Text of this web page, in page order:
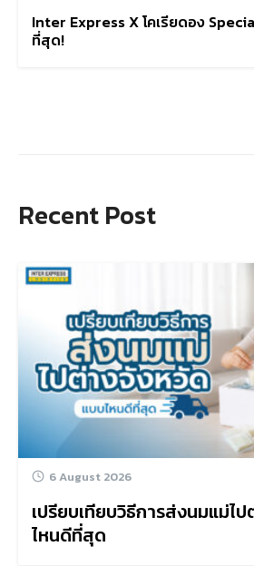
Inter Express X โคเรียดอง
ที่สุด!
Recent Post
6 August 2026
เปรียบเทียบวิธีการส่งนมแม่ไ
ไหนดีที่สุด